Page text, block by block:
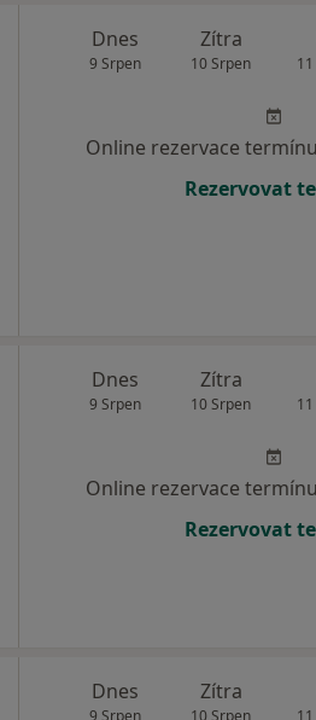
Dnes
9 Srpen
Zítra
10 Srpen
Online rezervace
Rezervovat
Dnes
9 Srpen
Zítra
10 Srpen
Online rezervace
Rezervovat
Dnes
9 Srpen
Zítra
10 Srpen